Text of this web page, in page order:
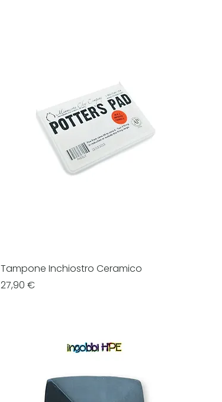
Tampone Inchiostro Ceramico
Prezzo
27,90 €